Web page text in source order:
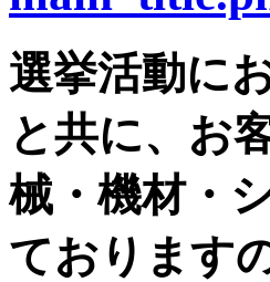
選挙活動に
と共に、お
械・機材・
ております